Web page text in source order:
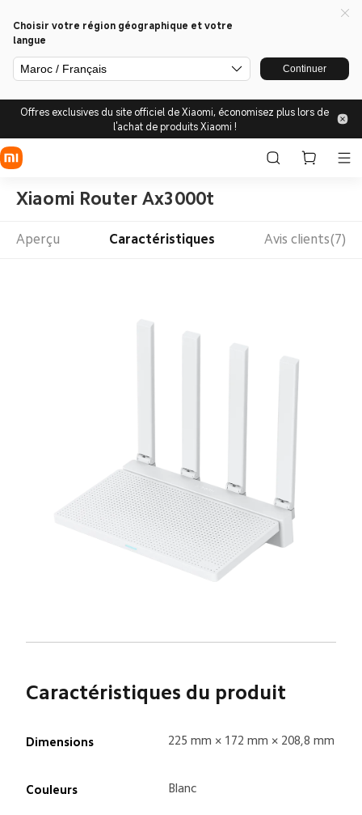
Choisir votre région géographique et votre
langue
Maroc / Français Continuer
Offres exclusives du site officiel de Xiaomi, économisez plus lors de
l'achat de produits Xiaomi !
Xiaomi Router Ax3000t
Aperçu Caractéristiques Avis clients(7)
Caractéristiques du produit
Dimensions 225 mm × 172 mm × 208,8 mm
Couleurs Blanc